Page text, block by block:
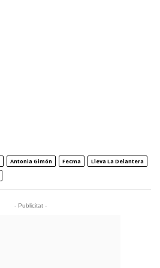
Antonia Gimón Fecma
Lleva La Delantera
- Publicitat -